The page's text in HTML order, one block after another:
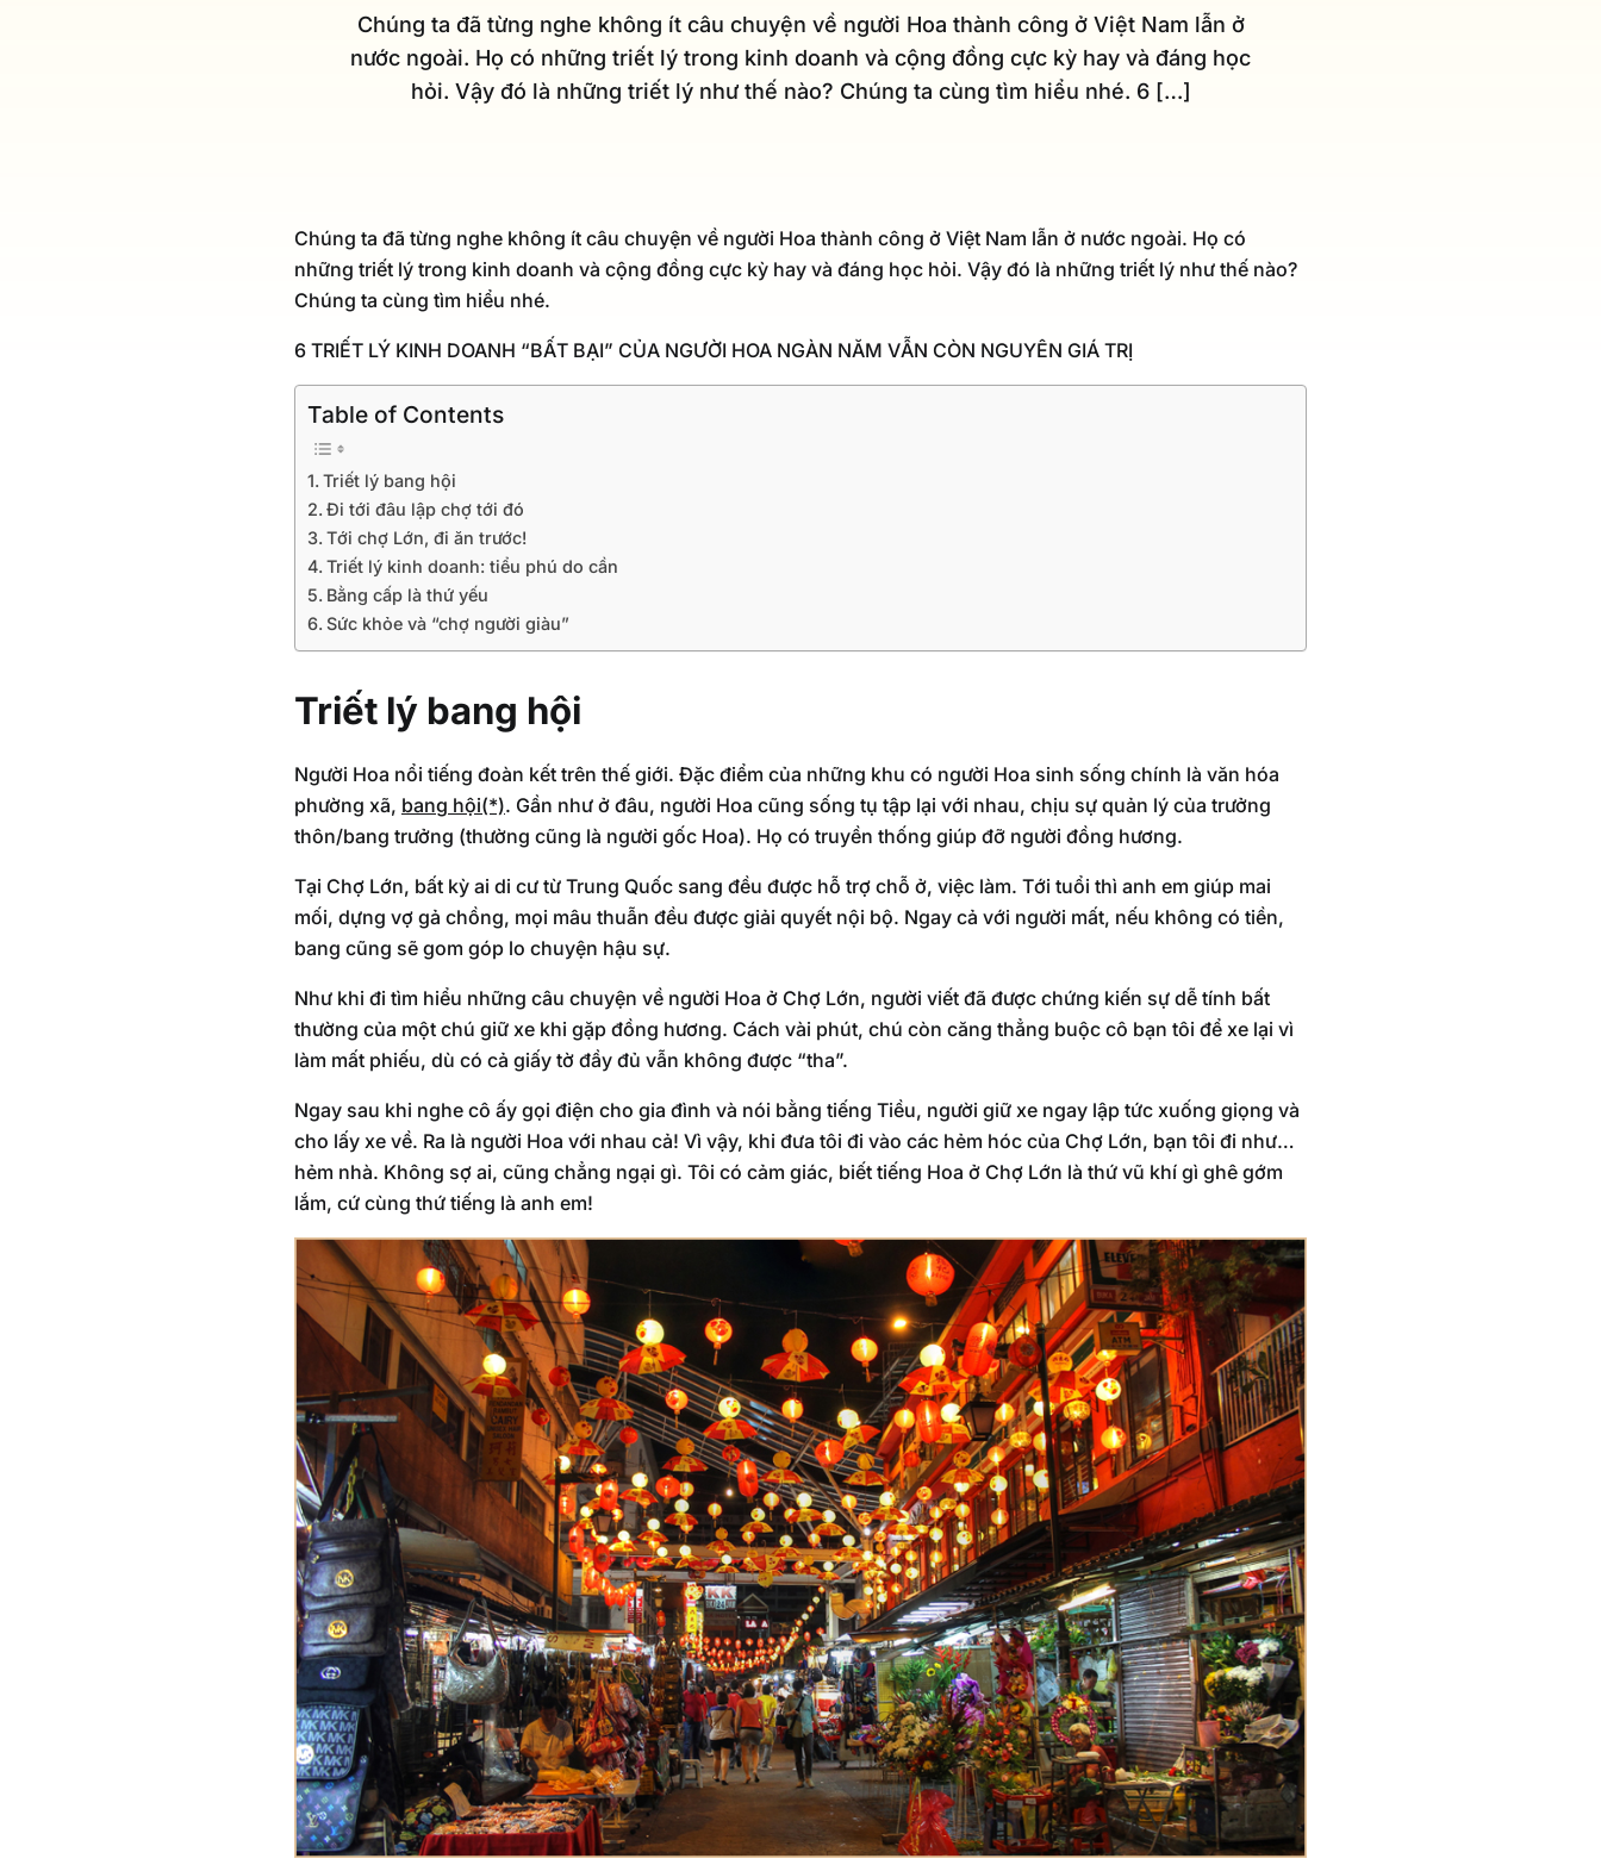
Chúng ta đã từng nghe không ít câu chuyện về người Hoa thành công ở Việt Nam lẫn ở
nước ngoài. Họ có những triết lý trong kinh doanh và cộng đồng cực kỳ hay và đáng học
hỏi. Vậy đó là những triết lý như thế nào? Chúng ta cùng tìm hiểu nhé. 6 […]
Chúng ta đã từng nghe không ít câu chuyện về người Hoa thành công ở Việt Nam lẫn ở nước ngoài. Họ có
những triết lý trong kinh doanh và cộng đồng cực kỳ hay và đáng học hỏi. Vậy đó là những triết lý như thế nào?
Chúng ta cùng tìm hiểu nhé.
6 TRIẾT LÝ KINH DOANH “BẤT BẠI” CỦA NGƯỜI HOA NGÀN NĂM VẪN CÒN NGUYÊN GIÁ TRỊ
Table of Contents
Triết lý bang hội
Đi tới đâu lập chợ tới đó
Tới chợ Lớn, đi ăn trước!
Triết lý kinh doanh: tiểu phú do cần
Bằng cấp là thứ yếu
Sức khỏe và “chợ người giàu”
Triết lý bang hội
Người Hoa nổi tiếng đoàn kết trên thế giới. Đặc điểm của những khu có người Hoa sinh sống chính là văn hóa
phường xã, bang hội(*). Gần như ở đâu, người Hoa cũng sống tụ tập lại với nhau, chịu sự quản lý của trưởng
thôn/bang trưởng (thường cũng là người gốc Hoa). Họ có truyền thống giúp đỡ người đồng hương.
Tại Chợ Lớn, bất kỳ ai di cư từ Trung Quốc sang đều được hỗ trợ chỗ ở, việc làm. Tới tuổi thì anh em giúp mai
mối, dựng vợ gả chồng, mọi mâu thuẫn đều được giải quyết nội bộ. Ngay cả với người mất, nếu không có tiền,
bang cũng sẽ gom góp lo chuyện hậu sự.
Như khi đi tìm hiểu những câu chuyện về người Hoa ở Chợ Lớn, người viết đã được chứng kiến sự dễ tính bất
thường của một chú giữ xe khi gặp đồng hương. Cách vài phút, chú còn căng thẳng buộc cô bạn tôi để xe lại vì
làm mất phiếu, dù có cả giấy tờ đầy đủ vẫn không được “tha”.
Ngay sau khi nghe cô ấy gọi điện cho gia đình và nói bằng tiếng Tiều, người giữ xe ngay lập tức xuống giọng và
cho lấy xe về. Ra là người Hoa với nhau cả! Vì vậy, khi đưa tôi đi vào các hẻm hóc của Chợ Lớn, bạn tôi đi như…
hẻm nhà. Không sợ ai, cũng chẳng ngại gì. Tôi có cảm giác, biết tiếng Hoa ở Chợ Lớn là thứ vũ khí gì ghê gớm
lắm, cứ cùng thứ tiếng là anh em!